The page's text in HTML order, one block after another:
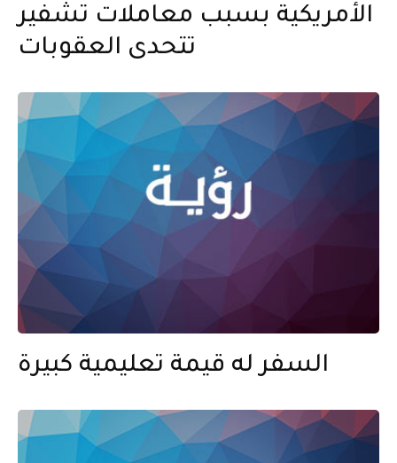
الأمريكية بسبب معاملات تشفير
تتحدى العقوبات
السفر له قيمة تعليمية كبيرة